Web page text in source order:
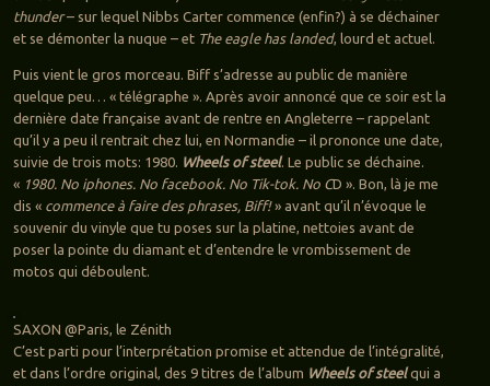
thunder– sur lequel Nibbs Carter commence (enfin?) à se déchainer
et se démonter la nuque – et The eagle has landed, lourd et actuel.
Puis vient le gros morceau. Biff s’adresse au public de manière
quelque peu… « télégraphe ». Après avoir annoncé que ce soir est la
dernière date française avant de rentre en Angleterre – rappelant
qu’il y a peu il rentrait chez lui, en Normandie – il prononce une date,
suivie de trois mots: 1980. Wheels of steel. Le public se déchaine.
« 1980. No iphones. No facebook. No Tik-tok. No CD ». Bon, là je me
dis « commence à faire des phrases, Biff!» avant qu’il n’évoque le
souvenir du vinyle que tu poses sur la platine, nettoies avant de
poser la pointe du diamant et d’entendre le vrombissement de
motos qui déboulent.
SAXON @Paris, le Zénith
C’est parti pour l’interprétation promise et attendue de l’intégralité,
et dans l’ordre original, des 9 titres de l’album Wheels of steelqui a